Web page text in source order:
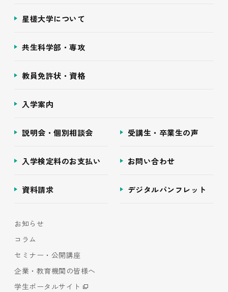
星槎大学について
共生科学部・専攻
教員免許状・資格
入学案内
説明会・個別相談会 受講生・卒業生の声
入学検定料のお支払い お問い合わせ
資料請求 デジタルパンフレット
お知らせ
コラム
セミナー・公開講座
企業・教育機関の皆様へ
学生ポータルサイト